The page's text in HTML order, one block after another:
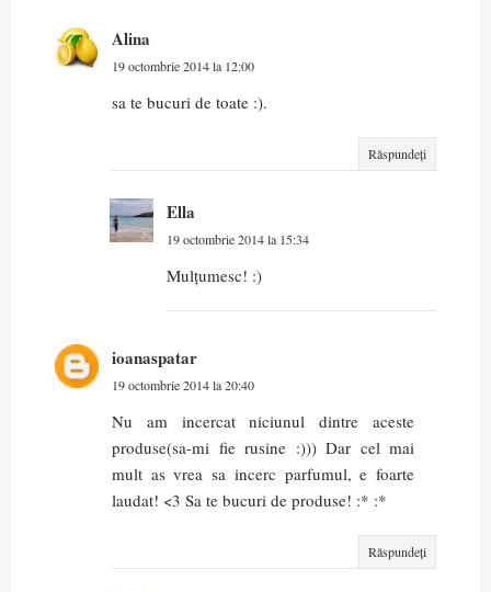
Alina
19 octombrie 2014 la 12:00
sa te bucuri de toate :).
Răspundeți
Ella
19 octombrie 2014 la 15:34
Mulțumesc! :)
ioanaspatar
19 octombrie 2014 la 20:40
Nu am incercat niciunul dintre aceste
produse(sa-mi fie rusine :))) Dar cel mai
mult as vrea sa incerc parfumul, e foarte
laudat! <3 Sa te bucuri de produse! :* :*
Răspundeți